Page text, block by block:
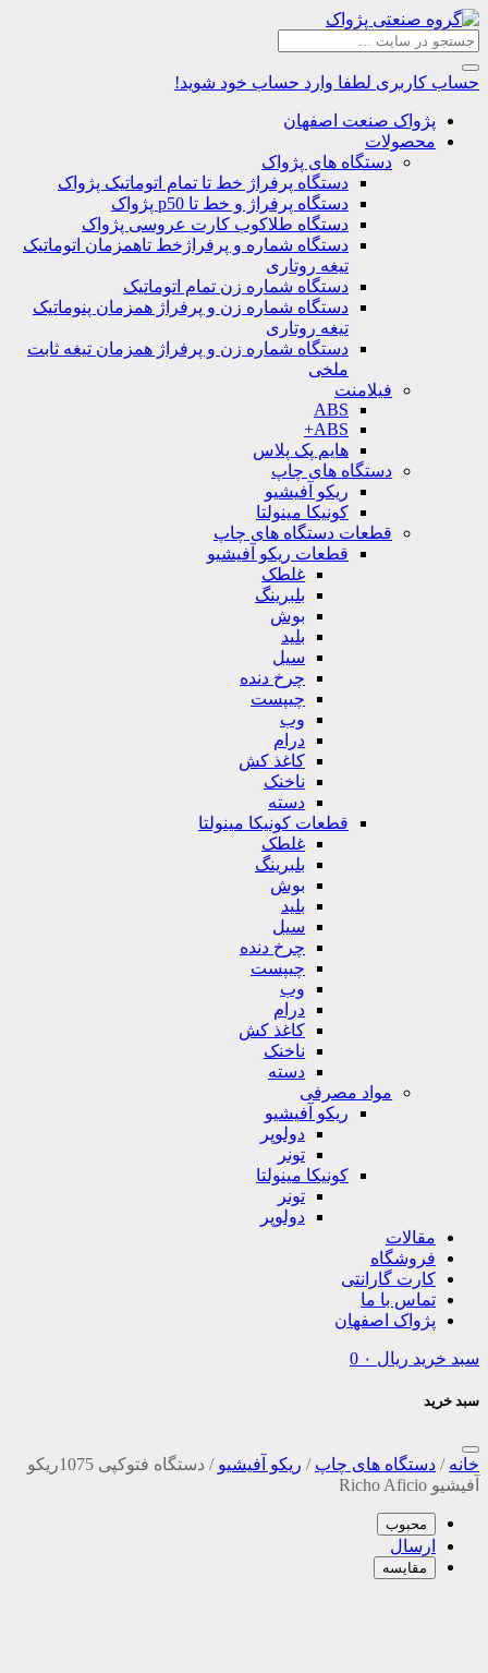
حساب کاربری لطفا وارد حساب خود شوید!
پژواک صنعت اصفهان
محصولات
دستگاه های پژواک
دستگاه پرفراژ خط تا تمام اتوماتیک پژواک
دستگاه پرفراژ و خط تا p50 پژواک
دستگاه طلاکوب کارت عروسی پژواک
دستگاه شماره و پرفراژخط تاهمزمان اتوماتیک
تیغه روتاری
دستگاه شماره زن تمام اتوماتیک
دستگاه شماره زن و پرفراژ همزمان پنوماتیک
تیغه روتاری
دستگاه شماره زن و پرفراژ همزمان تیغه ثابت
ملخی
فیلامنت
ABS
ABS+
هایم پک پلاس
دستگاه های چاپ
ریکو آفیشیو
کونیکا مینولتا
قطعات دستگاه های چاپ
قطعات ریکو آفیشیو
غلطک
بلبرینگ
بوش
بلید
سیل
چرخ دنده
چیپست
وب
درام
کاغذ کش
ناخنک
دسته
قطعات کونیکا مینولتا
غلطک
بلبرینگ
بوش
بلید
سیل
چرخ دنده
چیپست
وب
درام
کاغذ کش
ناخنک
دسته
مواد مصرفی
ریکو آفیشیو
دولوپر
تونر
کونیکا مینولتا
تونر
دولوپر
مقالات
فروشگاه
کارت گارانتی
تماس با ما
پژواک اصفهان
سبد خرید ریال 0
سبد خرید
خانه / دستگاه های چاپ / ریکو آفیشیو /
دستگاه فتوکپی 1075ریکو
آفیشیو Richo Aficio
محبوب
ارسال
مقایسه